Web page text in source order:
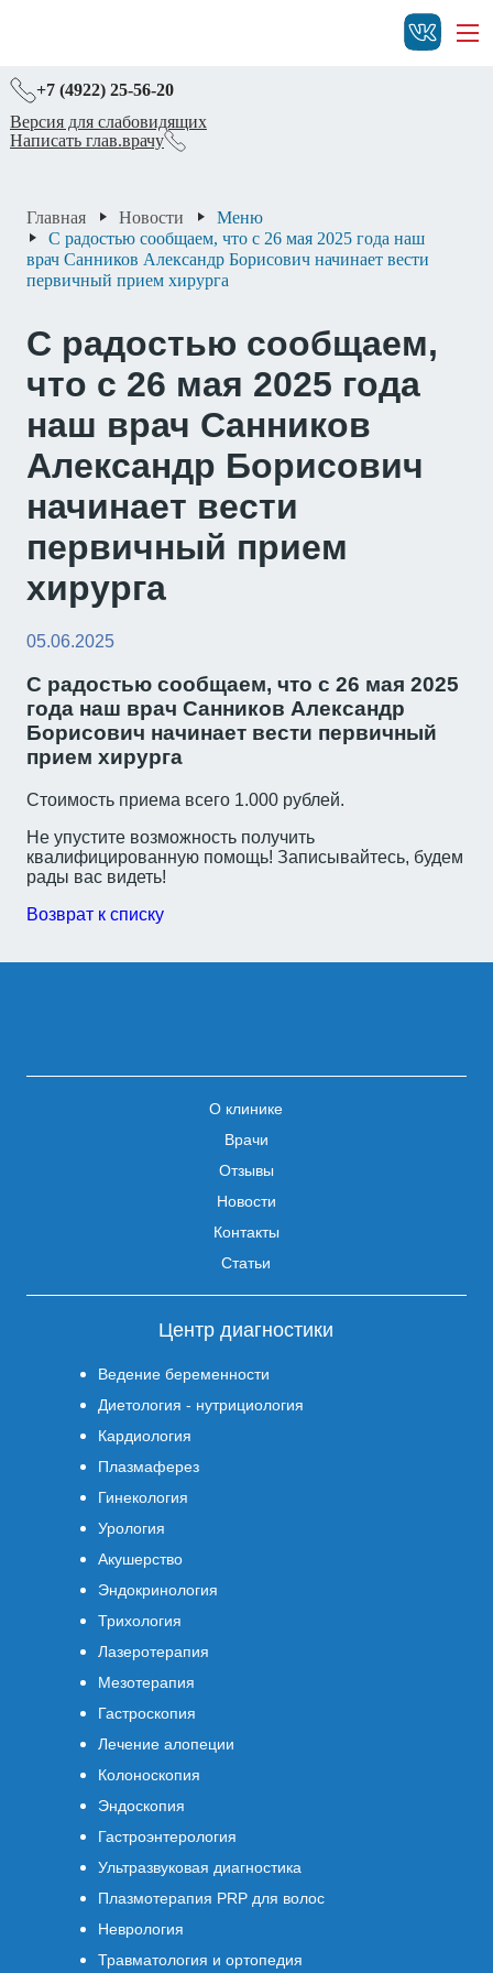
+7 (4922) 25-56-20
Версия для слабовидящих
Написать глав.врачу
Главная Новости
Меню
С радостью сообщаем, что с 26 мая 2025 года наш
врач Санников Александр Борисович начинает вести
первичный прием хирурга
С радостью сообщаем,
что с 26 мая 2025 года
наш врач Санников
Александр Борисович
начинает вести
первичный прием
хирурга
05.06.2025
С радостью сообщаем, что с 26 мая 2025
года наш врач Санников Александр
Борисович начинает вести первичный
прием хирурга
Стоимость приема всего 1.000 рублей.
Не упустите возможность получить
квалифицированную помощь! Записывайтесь, будем
рады вас видеть!
Возврат к списку
О клинике
Врачи
Отзывы
Новости
Контакты
Статьи
Центр диагностики
Ведение беременности
Диетология - нутрициология
Кардиология
Плазмаферез
Гинекология
Урология
Акушерство
Эндокринология
Трихология
Лазеротерапия
Мезотерапия
Гастроскопия
Лечение алопеции
Колоноскопия
Эндоскопия
Гастроэнтерология
Ультразвуковая диагностика
Плазмотерапия PRP для волос
Неврология
Травматология и ортопедия